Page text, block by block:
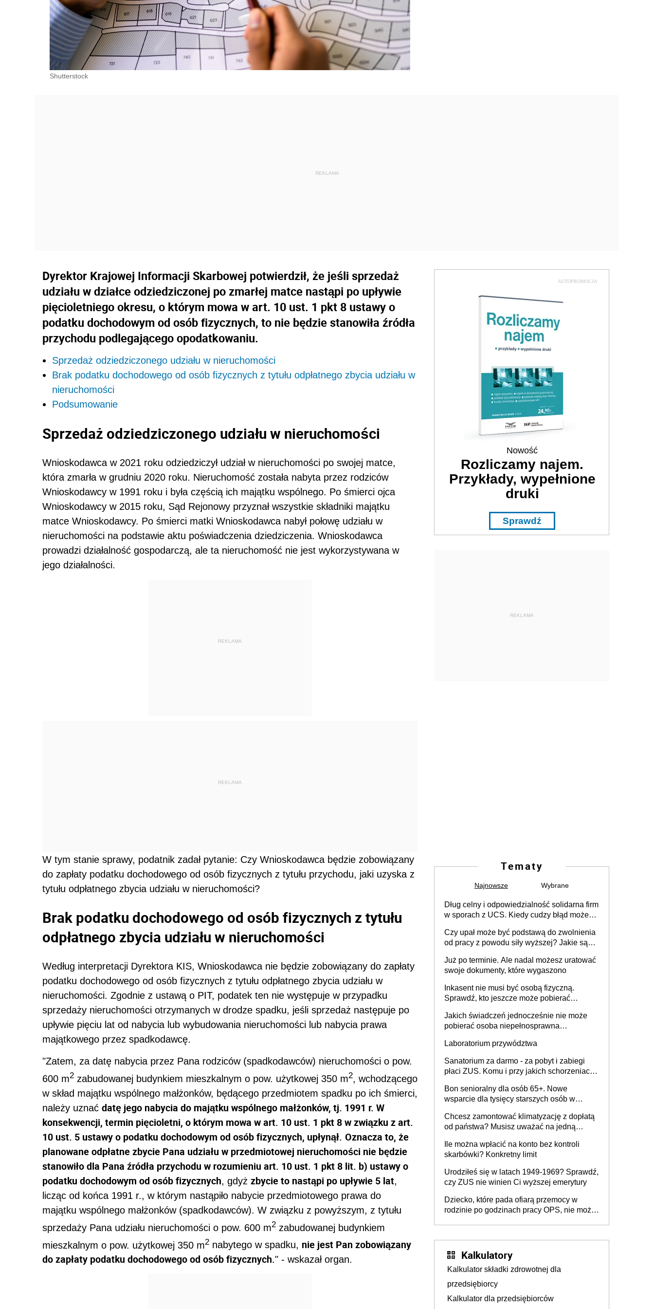
Shutterstock
Dyrektor Krajowej Informacji Skarbowej potwierdził, że jeśli sprzedaż
udziału w działce odziedziczonej po zmarłej matce nastąpi po upływie
pięcioletniego okresu, o którym mowa w art. 10 ust. 1 pkt 8 ustawy o
podatku dochodowym od osób fizycznych, to nie będzie stanowiła źródła
przychodu podlegającego opodatkowaniu.
Sprzedaż odziedziczonego udziału w nieruchomości
Brak podatku dochodowego od osób fizycznych z tytułu odpłatnego zbycia udziału w
nieruchomości
Podsumowanie
Sprzedaż odziedziczonego udziału w nieruchomości
Wnioskodawca w 2021 roku odziedziczył udział w nieruchomości po swojej matce,
która zmarła w grudniu 2020 roku. Nieruchomość została nabyta przez rodziców
Wnioskodawcy w 1991 roku i była częścią ich majątku wspólnego. Po śmierci ojca
Wnioskodawcy w 2015 roku, Sąd Rejonowy przyznał wszystkie składniki majątku
matce Wnioskodawcy. Po śmierci matki Wnioskodawca nabył połowę udziału w
nieruchomości na podstawie aktu poświadczenia dziedziczenia. Wnioskodawca
prowadzi działalność gospodarczą, ale ta nieruchomość nie jest wykorzystywana w
jego działalności.
REKLAMA
REKLAMA
W tym stanie sprawy, podatnik zadał pytanie: Czy Wnioskodawca będzie zobowiązany
do zapłaty podatku dochodowego od osób fizycznych z tytułu przychodu, jaki uzyska z
tytułu odpłatnego zbycia udziału w nieruchomości?
Brak podatku dochodowego od osób fizycznych z tytułu
odpłatnego zbycia udziału w nieruchomości
Według interpretacji Dyrektora KIS, Wnioskodawca nie będzie zobowiązany do zapłaty
podatku dochodowego od osób fizycznych z tytułu odpłatnego zbycia udziału w
nieruchomości. Zgodnie z ustawą o PIT, podatek ten nie występuje w przypadku
sprzedaży nieruchomości otrzymanych w drodze spadku, jeśli sprzedaż następuje po
upływie pięciu lat od nabycia lub wybudowania nieruchomości lub nabycia prawa
majątkowego przez spadkodawcę.
"Zatem, za datę nabycia przez Pana rodziców (spadkodawców) nieruchomości o pow.
600 m2 zabudowanej budynkiem mieszkalnym o pow. użytkowej 350 m2, wchodzącego
w skład majątku wspólnego małżonków, będącego przedmiotem spadku po ich śmierci,
należy uznać datę jego nabycia do majątku wspólnego małżonków, tj. 1991 r. W
konsekwencji, termin pięcioletni, o którym mowa w art. 10 ust. 1 pkt 8 w związku z art.
10 ust. 5 ustawy o podatku dochodowym od osób fizycznych, upłynął. Oznacza to, że
planowane odpłatne zbycie Pana udziału w przedmiotowej nieruchomości nie będzie
stanowiło dla Pana źródła przychodu w rozumieniu art. 10 ust. 1 pkt 8 lit. b) ustawy o
podatku dochodowym od osób fizycznych, gdyż zbycie to nastąpi po upływie 5 lat,
licząc od końca 1991 r., w którym nastąpiło nabycie przedmiotowego prawa do
majątku wspólnego małżonków (spadkodawców). W związku z powyższym, z tytułu
sprzedaży Pana udziału nieruchomości o pow. 600 m2 zabudowanej budynkiem
mieszkalnym o pow. użytkowej 350 m2 nabytego w spadku, nie jest Pan zobowiązany
do zapłaty podatku dochodowego od osób fizycznych." - wskazał organ.
AUTOPROMOCJA
Nowość
Rozliczamy najem.
Przykłady, wypełnione
druki
Sprawdź
REKLAMA
Tematy
Najnowsze Wybrane
Dług celny i odpowiedzialność solidarna firm
w sporach z UCS. Kiedy cudzy błąd może
Czy upał może być podstawą do zwolnienia
od pracy z powodu siły wyższej? Jakie są
Już po terminie. Ale nadal możesz uratować
swoje dokumenty, które wygaszono
Inkasent nie musi być osobą fizyczną.
Sprawdź, kto jeszcze może pobierać
Jakich świadczeń jednocześnie nie może
pobierać osoba niepełnosprawna
Laboratorium przywództwa
Sanatorium za darmo - za pobyt i zabiegi
płaci ZUS. Komu i przy jakich schorzeniach
zabiegów w 2026 r. Jak uzyskać
skierowanie?
Bon senioralny dla osób 65+. Nowe
wsparcie dla tysięcy starszych osób w
Chcesz zamontować klimatyzację z dopłatą
od państwa? Musisz uważać na jedną
Ile można wpłacić na konto bez kontroli
skarbówki? Konkretny limit
Urodziłeś się w latach 1949-1969? Sprawdź,
czy ZUS nie winien Ci wyższej emerytury
Dziecko, które pada ofiarą przemocy w
rodzinie po godzinach pracy OPS, nie może
Kalkulatory
Kalkulator składki zdrowotnej dla
przedsiębiorcy
Kalkulator dla przedsiębiorców